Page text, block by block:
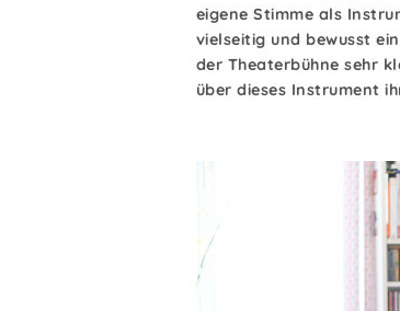
eigene Stimme als
vielseitig und bewusst
der Theaterbühne sehr
über dieses Instrument